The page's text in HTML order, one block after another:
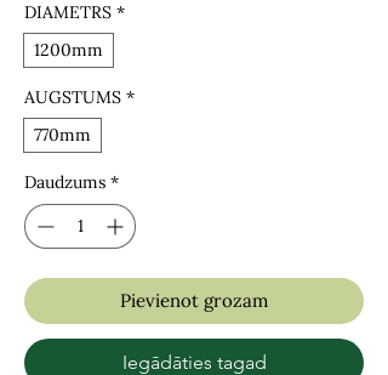
DIAMETRS *
1200mm
AUGSTUMS *
770mm
Daudzums *
Pievienot grozam
Iegādāties tagad